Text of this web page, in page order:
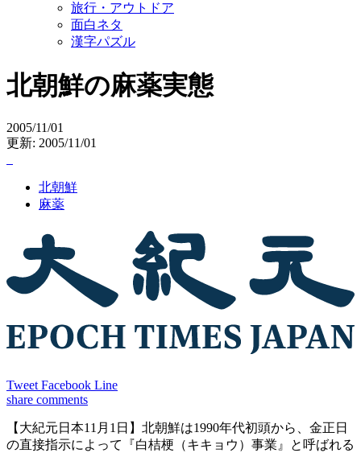
旅行・アウトドア
面白ネタ
漢字パズル
北朝鮮の麻薬実態
2005/11/01
更新: 2005/11/01
北朝鮮
麻薬
Tweet Facebook Line
share comments
【大紀元日本11月1日】北朝鮮は1990年代初頭から、金正日
の直接指示によって『白桔梗（キキョウ）事業』と呼ばれる